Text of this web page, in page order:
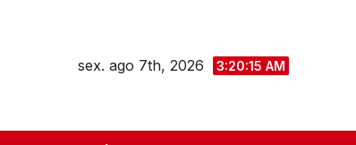
sex. ago 7th, 2026 3:20:16 AM